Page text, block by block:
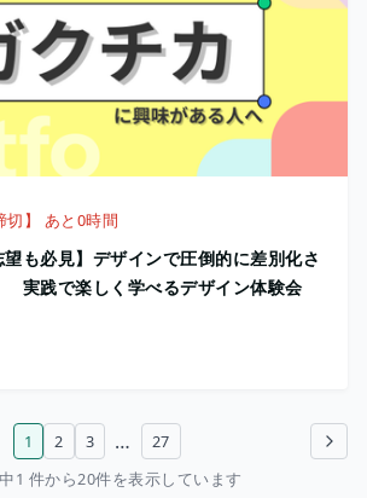
切】 あと0時間
望も必見】デザインで圧倒的に差別化さ
実践で楽しく学べるデザイン体験会
次のページ
1 2 3 …
27
1 件から20件を表示しています